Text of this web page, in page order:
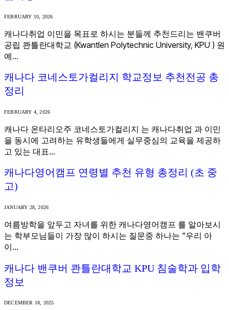
FEBRUARY 10, 2026
캐나다취업 이민을 목표로 하시는 분들께 추천드리는 밴쿠버
공립 콴틀란대학교 (Kwantlen Polytechnic University, KPU ) 원
예…
캐나다 코네스토가컬리지 학교정보 추천전공 총
정리
FEBRUARY 4, 2026
캐나다 온타리오주 코네스토가컬리지 는 캐나다취업 과 이민
을 동시에 고려하는 유학생들에게 실무중심의 교육을 제공하
고 있는 대표…
캐나다영어캠프 연령별 추천 유형 총정리 (초 중
고)
JANUARY 28, 2026
여름방학을 앞두고 자녀를 위한 캐나다영어캠프 를 알아보시
는 학부모님들이 가장 많이 하시는 질문중 하나는 “우리 아
이…
캐나다 밴쿠버 콴틀란대학교 KPU 침술학과 입학
정보
DECEMBER 18, 2025